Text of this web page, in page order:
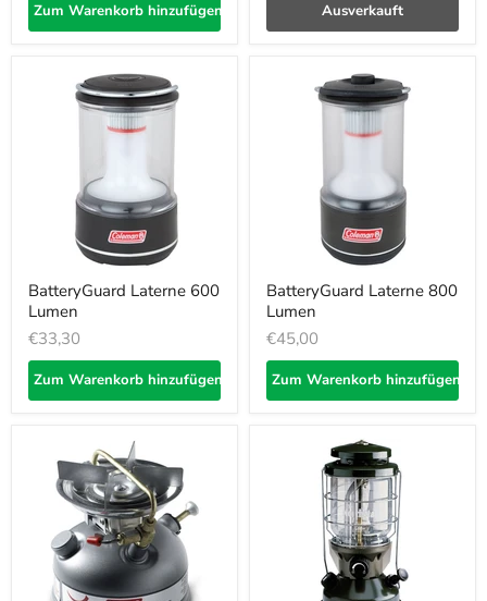
Zum Warenkorb hinzufügen Ausverkauft
BatteryGuard Laterne 600
Lumen
€33,30
Zum Warenkorb hinzufügen
BatteryGuard Laterne 800
Lumen
€45,00
Zum Warenkorb hinzufügen